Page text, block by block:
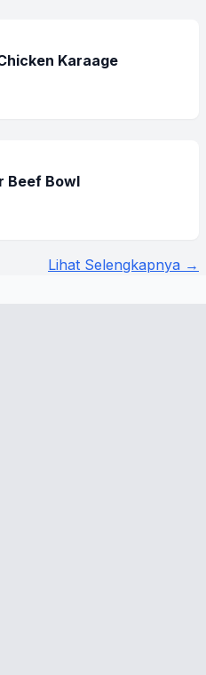
Karaage
Beef Bowl
Lihat Selengkapnya →